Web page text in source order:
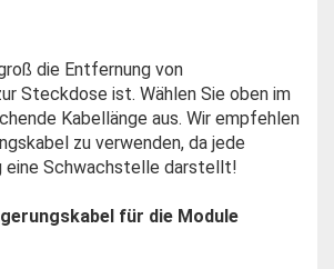
die Entfernung von
Steckdose ist. Wählen Sie oben im
Kabellänge aus. Wir empfehlen
zu verwenden, da jede
eine Schwachstelle darstellt!
für die Module